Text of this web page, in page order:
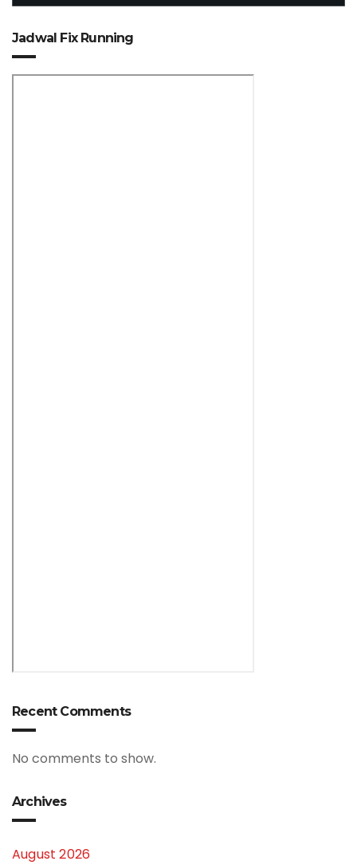
Jadwal Fix Running
Recent Comments
No comments to show.
Archives
August 2026